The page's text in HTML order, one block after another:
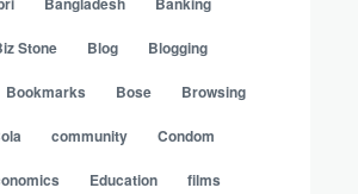
Stone Blog Blogging
Bookmarks Bose Browsing
community Condom
Education films